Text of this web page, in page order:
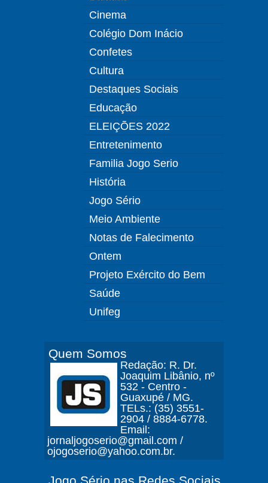
Cinema
Colégio Dom Inácio
Confetes
Cultura
Destaques Sociais
Educação
ELEIÇÕES 2022
Entretenimento
Familia Jogo Serio
História
Jogo Sério
Meio Ambiente
Notas de Falecimento
Ontem
Projeto Exército do Bem
Saúde
Unifeg
Quem Somos
Redação: R. Dr.
Joaquim Libânio, nº
532 - Centro -
Guaxupé / MG.
TELs.: (35) 3551-
2904 / 8884-6778.
Email:
jornaljogoserio@gmail.com /
ojogoserio@yahoo.com.br.